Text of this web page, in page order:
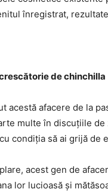
înregistrat,
de chinchilla
acestă afacere de la
multe în discuțiile
condiția să ai grijă de
acest gen de
lor lucioasă și